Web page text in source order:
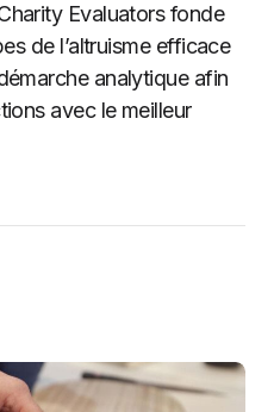
Evaluators fonde
de l’altruisme efficace
analytique afin
avec le meilleur